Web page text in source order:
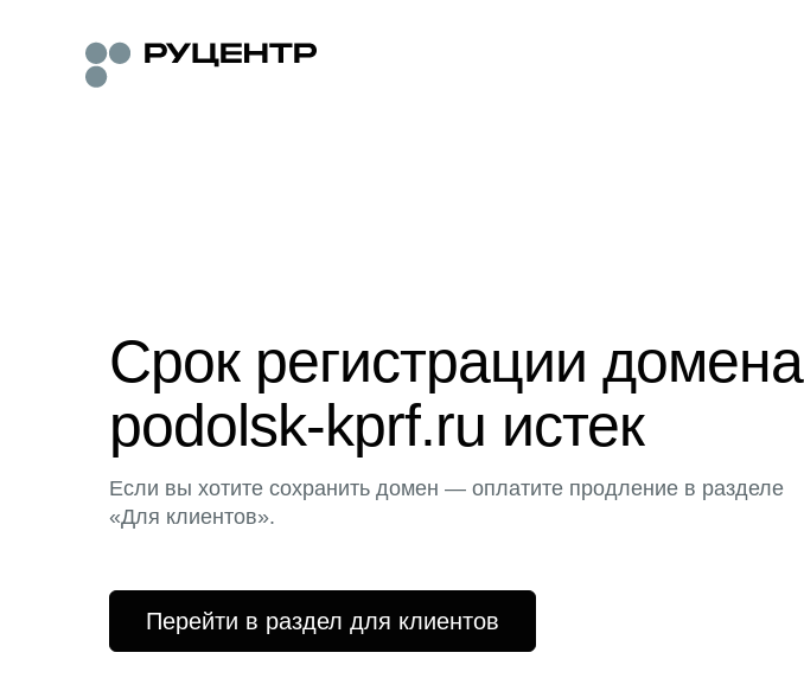
Срок регистрации домена
podolsk-kprf.ru истек
Если вы хотите сохранить домен — оплатите продление в разделе
«Для клиентов».
Перейти в раздел для клиентов